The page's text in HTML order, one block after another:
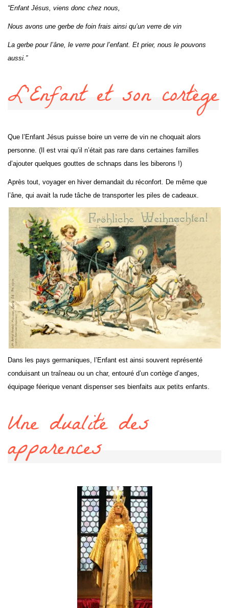
“Enfant Jésus, viens donc chez nous,
Nous avons une gerbe de foin frais ainsi qu’un verre de vin
La gerbe pour l’âne, le verre pour l’enfant. Et prier, nous le pouvons
aussi.”
L’Enfant et son cortège
Que l’Enfant Jésus puisse boire un verre de vin ne choquait alors
personne. (Il est vrai qu’il n’était pas rare dans certaines familles
d’ajouter quelques gouttes de schnaps dans les biberons !)
Après tout, voyager en hiver demandait du réconfort. De même que
l’âne, qui avait la rude tâche de transporter les piles de cadeaux.
Dans les pays germaniques, l’Enfant est ainsi souvent représenté
conduisant un traîneau ou un char, entouré d’un cortège d’anges,
équipage féerique venant dispenser ses bienfaits aux petits enfants.
Une dualité des
apparences